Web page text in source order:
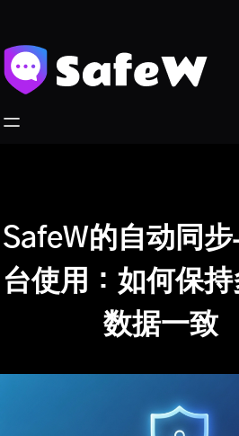
内
容
SafeW的自动同
台使用：如何保
数据一致